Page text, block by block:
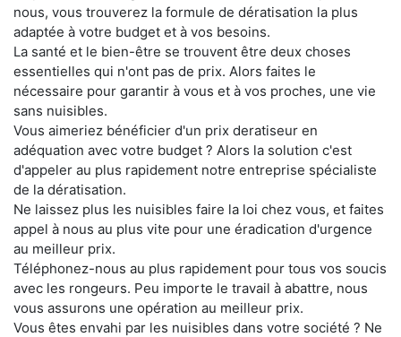
nous, vous trouverez la formule de dératisation la plus
adaptée à votre budget et à vos besoins.
La santé et le bien-être se trouvent être deux choses
essentielles qui n'ont pas de prix. Alors faites le
nécessaire pour garantir à vous et à vos proches, une vie
sans nuisibles.
Vous aimeriez bénéficier d'un prix deratiseur en
adéquation avec votre budget ? Alors la solution c'est
d'appeler au plus rapidement notre entreprise spécialiste
de la dératisation.
Ne laissez plus les nuisibles faire la loi chez vous, et faites
appel à nous au plus vite pour une éradication d'urgence
au meilleur prix.
Téléphonez-nous au plus rapidement pour tous vos soucis
avec les rongeurs. Peu importe le travail à abattre, nous
vous assurons une opération au meilleur prix.
Vous êtes envahi par les nuisibles dans votre société ? Ne